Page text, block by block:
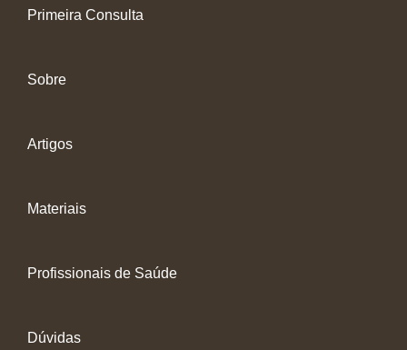
Primeira Consulta
Sobre
Artigos
Materiais
Profissionais de Saúde
Dúvidas